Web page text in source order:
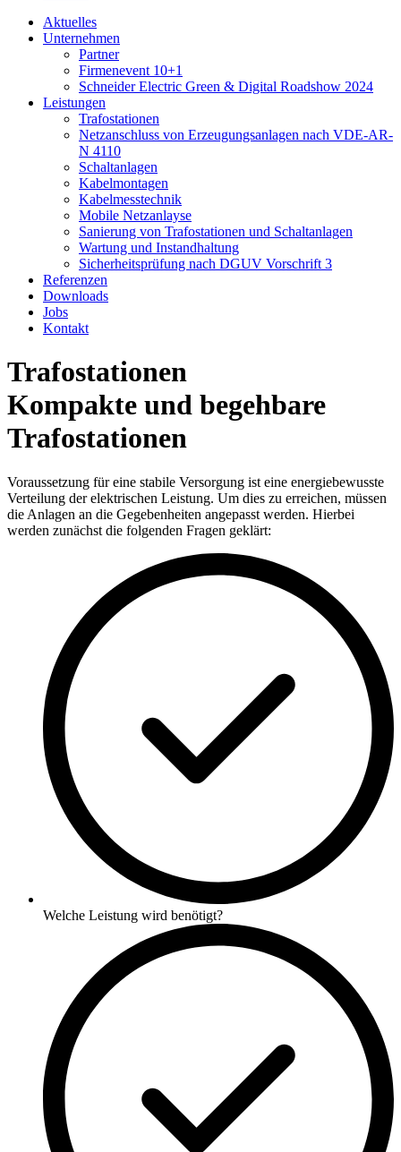
Aktuelles
Unternehmen
Partner
Firmenevent 10+1
Schneider Electric Green & Digital Roadshow 2024
Leistungen
Trafostationen
Netzanschluss von Erzeugungsanlagen nach VDE-AR-
N 4110
Schaltanlagen
Kabelmontagen
Kabelmesstechnik
Mobile Netzanlayse
Sanierung von Trafostationen und Schaltanlagen
Wartung und Instandhaltung
Sicherheitsprüfung nach DGUV Vorschrift 3
Referenzen
Downloads
Jobs
Kontakt
Trafostationen
Kompakte und begehbare
Trafostationen
Voraussetzung für eine stabile Versorgung ist eine energiebewusste
Verteilung der elektrischen Leistung. Um dies zu erreichen, müssen
die Anlagen an die Gegebenheiten angepasst werden. Hierbei
werden zunächst die folgenden Fragen geklärt:
Welche Leistung wird benötigt?